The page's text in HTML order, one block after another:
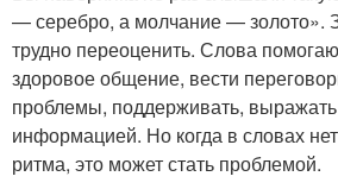
— серебро, а молчание — золото».
трудно переоценить. Слова
здоровое общение, вести
проблемы, поддерживать, выражать
информацией. Но когда в словах
ритма, это может стать проблемой.